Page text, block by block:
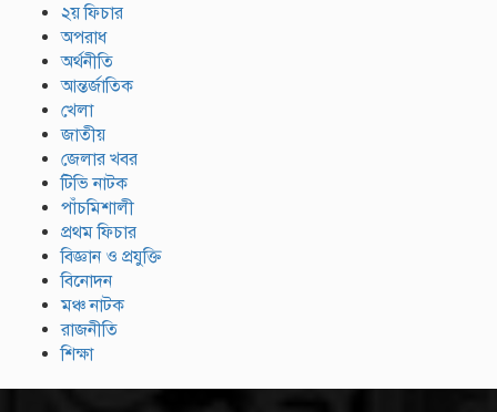
২য় ফিচার
অপরাধ
অর্থনীতি
আন্তর্জাতিক
খেলা
জাতীয়
জেলার খবর
টিভি নাটক
পাঁচমিশালী
প্রথম ফিচার
বিজ্ঞান ও প্রযুক্তি
বিনোদন
মঞ্চ নাটক
রাজনীতি
শিক্ষা